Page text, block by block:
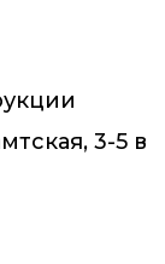
3-5 в